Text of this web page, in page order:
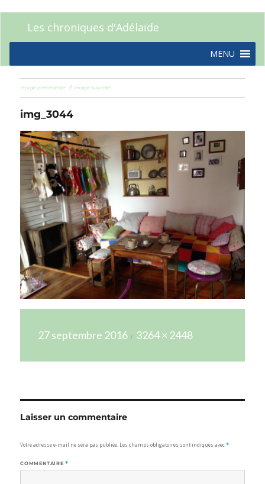
Les chroniques d'Adélaïde
MENU
Image précédente Image suivante
img_3044
le27 septembre 2016
réelle
3264 × 2448
Laisser un commentaire
Votre adresse e-mail ne sera pas publiée. Les champs obligatoires sont indiqués avec*
COMMENTAIRE *